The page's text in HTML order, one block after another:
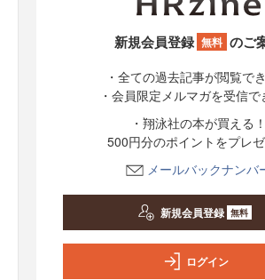
新規会員登録 無料 のご
・全ての過去記事が閲覧で
・会員限定メルマガを受信で
・翔泳社の本が買える！
500円分のポイントをプレ
メールバックナンバ
新規会員登録 無料
ログイン